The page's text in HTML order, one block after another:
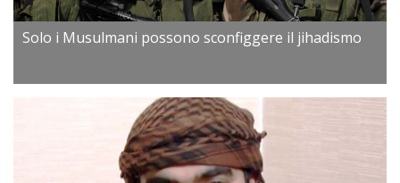
Solo i Musulmani possono sconfiggere il jihadismo